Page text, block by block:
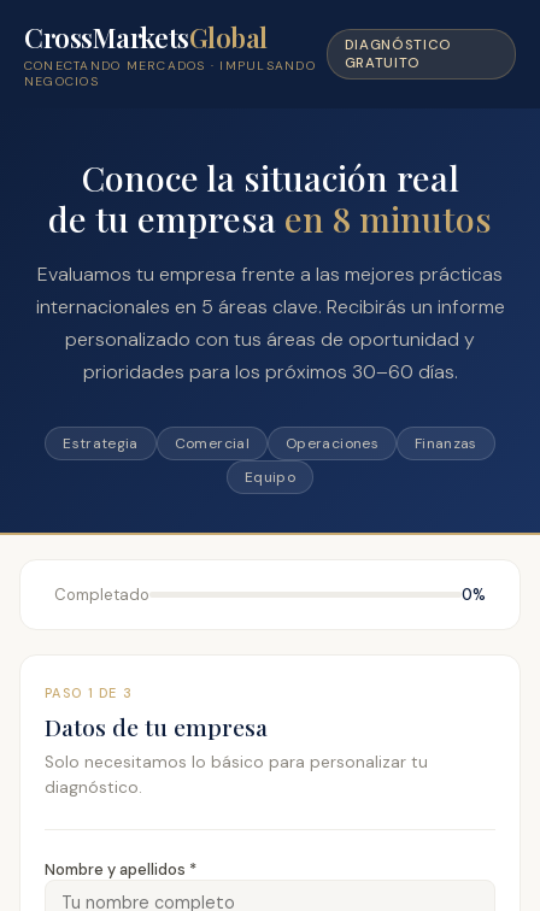
CrossMarketsGlobal
CONECTANDO MERCADOS · IMPULSANDO
NEGOCIOS
DIAGNÓSTICO
GRATUITO
Conoce la situación real
de tu empresa en 8 minutos
Evaluamos tu empresa frente a las mejores prácticas
internacionales en 5 áreas clave. Recibirás un informe
personalizado con tus áreas de oportunidad y
prioridades para los próximos 30–60 días.
Estrategia Comercial Operaciones
Finanzas
Equipo
Completado 0%
PASO 1 DE 3
Datos de tu empresa
Solo necesitamos lo básico para personalizar tu
diagnóstico.
Nombre y apellidos *